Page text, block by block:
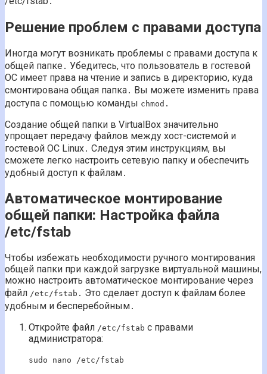
Решение проблем с правами доступа
Иногда могут возникать проблемы с правами доступа к
общей папке․ Убедитесь, что пользователь в гостевой
ОС имеет права на чтение и запись в директорию, куда
смонтирована общая папка․ Вы можете изменить права
доступа с помощью команды chmod ․
Создание общей папки в VirtualBox значительно
упрощает передачу файлов между хост-системой и
гостевой ОС Linux․ Следуя этим инструкциям, вы
сможете легко настроить сетевую папку и обеспечить
удобный доступ к файлам․
Автоматическое монтирование
общей папки: Настройка файла
/etc/fstab
Чтобы избежать необходимости ручного монтирования
общей папки при каждой загрузке виртуальной машины,
можно настроить автоматическое монтирование через
файл /etc/fstab ․ Это сделает доступ к файлам более
удобным и бесперебойным․
Откройте файл /etc/fstab с правами
администратора:
sudo nano /etc/fstab